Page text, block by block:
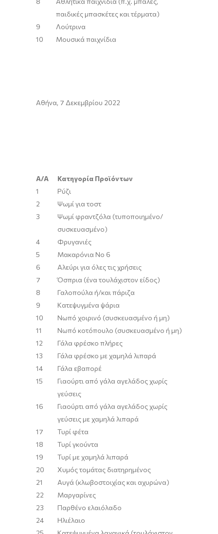
παιδικές μπασκέτες και τέρματα)
9
Λούτρινα
10
Μουσικά παιχνίδια
Αθήνα, 7 Δεκεμβρίου 2022
Α/Α
Κατηγορία Προϊόντων
1
Ρύζι
2
Ψωμί για τoστ
3
Ψωμί φραντζόλα (τυποποιημένο/
συσκευασμένο)
4
Φρυγανιές
5
Μακαρόνια Νο 6
6
Αλεύρι για όλες τις χρήσεις
7
Όσπρια (ένα τουλάχιστον είδος)
8
Γαλοπούλα ή/και πάριζα
9
Κατεψυγμένα ψάρια
10
Νωπό χοιρινό (συσκευασμένο ή μη)
11
Νωπό κοτόπουλο (συσκευασμένο ή μη)
12
Γάλα φρέσκο πλήρες
13
Γάλα φρέσκο με χαμηλά λιπαρά
14
Γάλα εβαπορέ
15
Γιαούρτι από γάλα αγελάδος χωρίς
γεύσεις
16
Γιαούρτι από γάλα αγελάδος χωρίς
γεύσεις με χαμηλά λιπαρά
17
Τυρί φέτα
18
Τυρί γκούντα
19
Τυρί με χαμηλά λιπαρά
20
Χυμός τομάτας διατηρημένος
21
Αυγά (κλωβοστοιχίας και αχυρώνα)
22
Μαργαρίνες
23
Παρθένο ελαιόλαδο
24
Ηλιέλαιο